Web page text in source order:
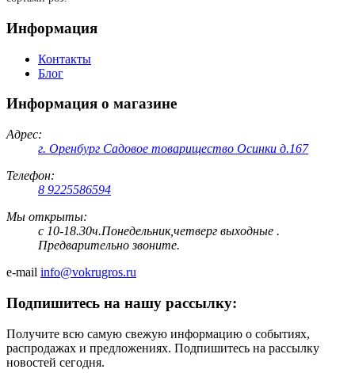
Информация
Контакты
Блог
Информация о магазине
Адрес:
г. Оренбург Садовое товарищество Осинки д.167
Телефон:
8 9225586594
Мы открыты:
с 10-18.30ч.Понедельник,четверг выходные .
Предварительно звоните.
e-mail info@vokrugros.ru
Подпишитесь на нашу рассылку:
Получите всю самую свежую информацию о событиях,
распродажах и предложениях. Подпишитесь на рассылку
новостей сегодня.